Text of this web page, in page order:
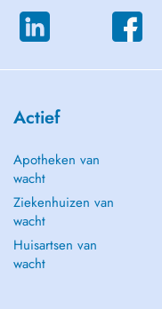
Actief
Apotheken van
wacht
Ziekenhuizen van
wacht
Huisartsen van
wacht